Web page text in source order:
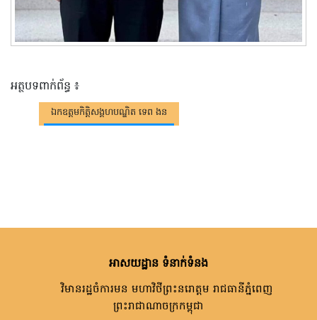
អត្ថបទពាក់ព័ន្ធ ៖
ឯកឧត្តមកិត្តិសង្គហបណ្ឌិត ទេព ងន
អាសយដ្ឋាន ទំនាក់ទំនង
វិមានរដ្ឋចំការមន មហាវិថីព្រះនរោត្តម រាជធានីភ្នំពេញ
ព្រះរាជាណាចក្រកម្ពុជា